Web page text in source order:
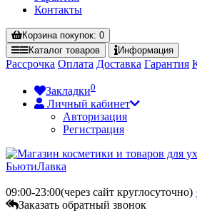
Контакты
Корзинапокупок: 0
Каталог товаров Информация
Рассрочка Оплата Доставка Гарантия
Закладки0
Личный кабинет
Авторизация
Регистрация
09:00-23:00(через сайт круглосуточно)
Заказать обратный звонок